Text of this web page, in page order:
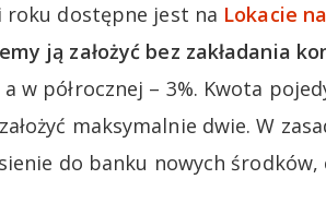
roku dostępne jest na Lokacie
ją założyć bez zakładania
w półrocznej – 3%. Kwota
maksymalnie dwie. W
do banku nowych środków,